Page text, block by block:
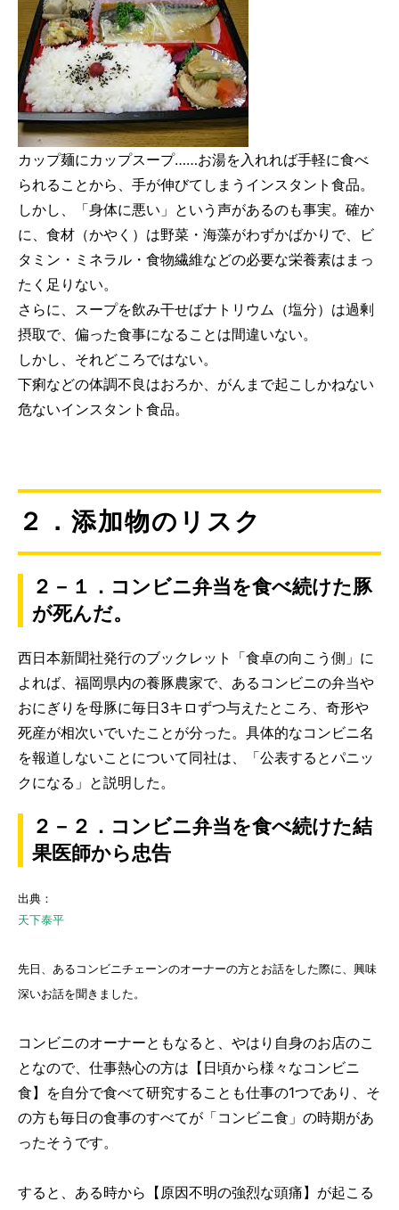
カップ麺にカップスープ……お湯を入れれば手軽に食べ
られることから、手が伸びてしまうインスタント食品。
しかし、「身体に悪い」という声があるのも事実。確か
に、食材（かやく）は野菜・海藻がわずかばかりで、ビ
タミン・ミネラル・食物繊維などの必要な栄養素はまっ
たく足りない。
さらに、スープを飲み干せばナトリウム（塩分）は過剰
摂取で、偏った食事になることは間違いない。
しかし、それどころではない。
下痢などの体調不良はおろか、 がん まで起こしかねない
危ないインスタント食品。
２．添加物のリスク
２－１．コンビニ弁当を食べ続けた豚
が死んだ。
西日本新聞社発行のブックレット「食卓の向こう側」に
よれば、福岡県内の養豚農家で、あるコンビニの弁当や
おにぎりを母豚に毎日3キロずつ与えたところ、 奇形や
死産が相次いでいた ことが分った。具体的なコンビニ名
を報道しないことについて同社は、「公表するとパニッ
クになる」と説明した。
２－２．コンビニ弁当を食べ続けた結
果医師から忠告
出典：
天下泰平
先日、あるコンビニチェーンのオーナーの方とお話をした際に、興味
深いお話を聞きました。
コンビニのオーナーともなると、やはり自身のお店のこ
となので、仕事熱心の方は【日頃から様々なコンビニ
食】を自分で食べて研究することも仕事の1つであり、そ
の方も毎日の食事のすべてが「コンビニ食」の時期があ
ったそうです。
すると、ある時から 【原因不明の強烈な頭痛】 が起こる